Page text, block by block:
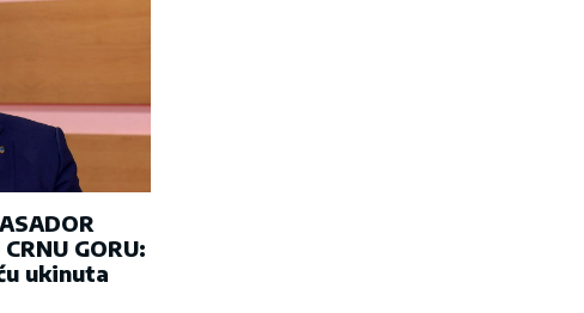
GORU:
ukinuta